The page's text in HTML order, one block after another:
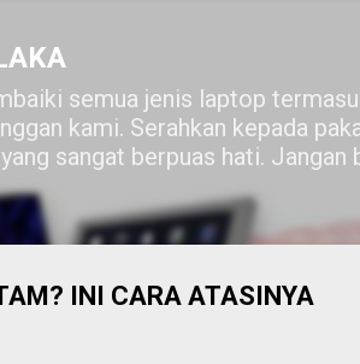
semua jenis laptop
kami. Serahkan kepada
sangat berpuas hati. Jangan
INI CARA ATASINYA